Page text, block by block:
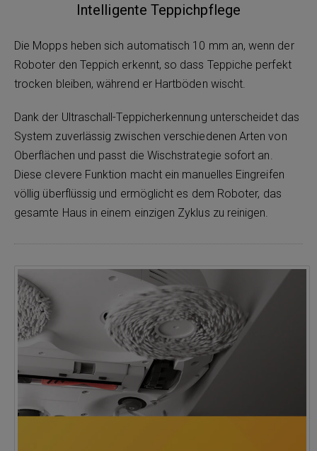
Intelligente Teppichpflege
Die Mopps heben sich automatisch 10 mm an, wenn der
Roboter den Teppich erkennt, so dass Teppiche perfekt
trocken bleiben, während er Hartböden wischt.
Dank der Ultraschall-Teppicherkennung unterscheidet das
System zuverlässig zwischen verschiedenen Arten von
Oberflächen und passt die Wischstrategie sofort an.
Diese clevere Funktion macht ein manuelles Eingreifen
völlig überflüssig und ermöglicht es dem Roboter, das
gesamte Haus in einem einzigen Zyklus zu reinigen.